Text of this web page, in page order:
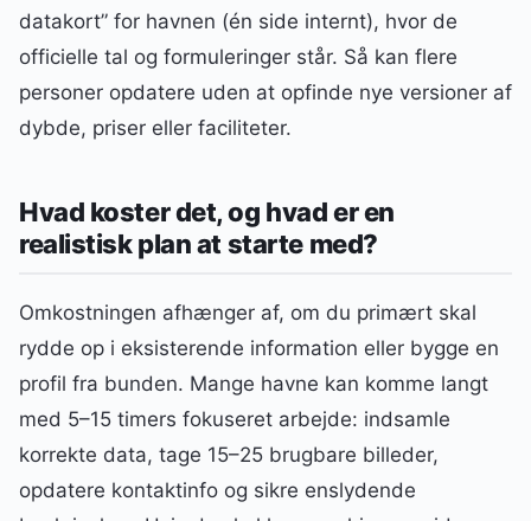
datakort” for havnen (én side internt), hvor de
officielle tal og formuleringer står. Så kan flere
personer opdatere uden at opfinde nye versioner af
dybde, priser eller faciliteter.
Hvad koster det, og hvad er en
realistisk plan at starte med?
Omkostningen afhænger af, om du primært skal
rydde op i eksisterende information eller bygge en
profil fra bunden. Mange havne kan komme langt
med 5–15 timers fokuseret arbejde: indsamle
korrekte data, tage 15–25 brugbare billeder,
opdatere kontaktinfo og sikre enslydende